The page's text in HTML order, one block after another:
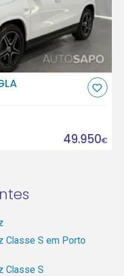
49.950€
Classe S em Porto
Classe S